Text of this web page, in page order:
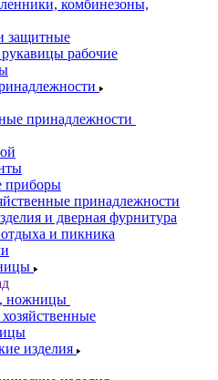
комбинезоны,
защитные
рабочие
принадлежности
приборы
принадлежности
и дверная фурнитура
и пикника
ножницы
изделия